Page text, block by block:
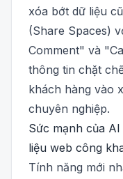
xóa bớt dữ liệu
(Share Spaces)
Comment" và
thông tin chặt
khách hàng vào
chuyên nghiệp.
Sức mạnh của
liệu web công
Tính năng mới